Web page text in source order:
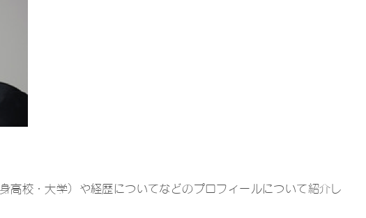
高校・大学）や経歴についてなどのプロフィールについて紹介し